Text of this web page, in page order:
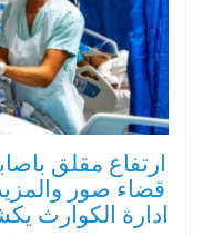
ارتفاع مقلق
قضاء صور
ادارة الكوارث